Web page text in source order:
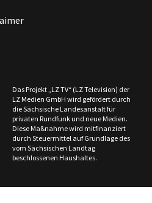
Das Projekt „LZ TV“ (LZ Television) der
LZ Medien GmbH wird gefördert durch
die Sächsische Landesanstalt für
privaten Rundfunk und neue Medien.
Diese Maßnahme wird mitfinanziert
durch Steuermittel auf Grundlage des
vom Sächsischen Landtag
beschlossenen Haushaltes.